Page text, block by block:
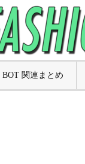
BOT 関連まとめ